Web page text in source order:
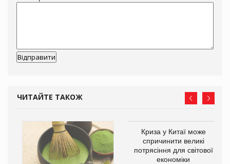
ЧИТАЙТЕ ТАКОЖ
Криза у Китаї може
спричинити великі
потрясіння для світової
економіки